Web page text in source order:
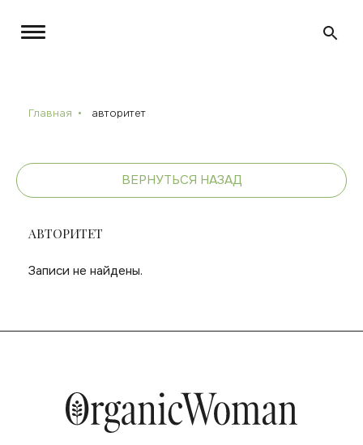
Главная авторитет
ВЕРНУТЬСЯ НАЗАД
АВТОРИТЕТ
Записи не найдены.